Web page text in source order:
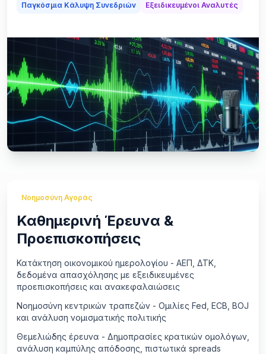
Παγκόσμια Κάλυψη Συνεδριών Εξειδικευμένοι Αναλυτές
Νοημοσύνη Αγοράς
Καθημερινή Έρευνα &
Προεπισκοπήσεις
Κατάκτηση οικονομικού ημερολογίου - ΑΕΠ, ΔΤΚ,
δεδομένα απασχόλησης με εξειδικευμένες
προεπισκοπήσεις και ανακεφαλαιώσεις
Νοημοσύνη κεντρικών τραπεζών - Ομιλίες Fed, ECB, BOJ
και ανάλυση νομισματικής πολιτικής
Θεμελιώδης έρευνα - Δημοπρασίες κρατικών ομολόγων,
ανάλυση καμπύλης απόδοσης, πιστωτικά spreads